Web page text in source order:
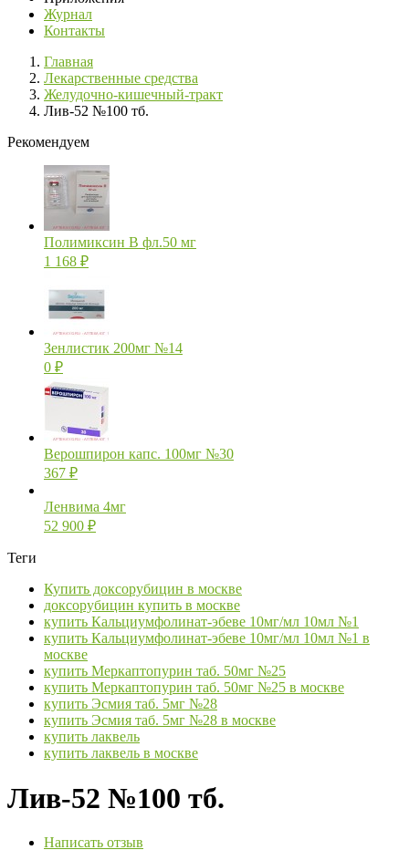
Журнал
Контакты
Главная
Лекарственные средства
Желудочно-кишечный-тракт
Лив-52 №100 тб.
Рекомендуем
Полимиксин В фл.50 мг
1 168 ₽
Зенлистик 200мг №14
0 ₽
Верошпирон капс. 100мг №30
367 ₽
Ленвима 4мг
52 900 ₽
Теги
Купить доксорубицин в москве
доксорубицин купить в москве
купить Кальциумфолинат-эбеве 10мг/мл 10мл №1
купить Кальциумфолинат-эбеве 10мг/мл 10мл №1 в
москве
купить Меркаптопурин таб. 50мг №25
купить Меркаптопурин таб. 50мг №25 в москве
купить Эсмия таб. 5мг №28
купить Эсмия таб. 5мг №28 в москве
купить лаквель
купить лаквель в москве
Лив-52 №100 тб.
Написать отзыв